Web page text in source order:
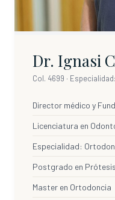
Dr. Ignasi
Col. 4699 ·
Director médico y
Licenciatura en
Especialidad:
Postgrado en
Master en Ortodoncia